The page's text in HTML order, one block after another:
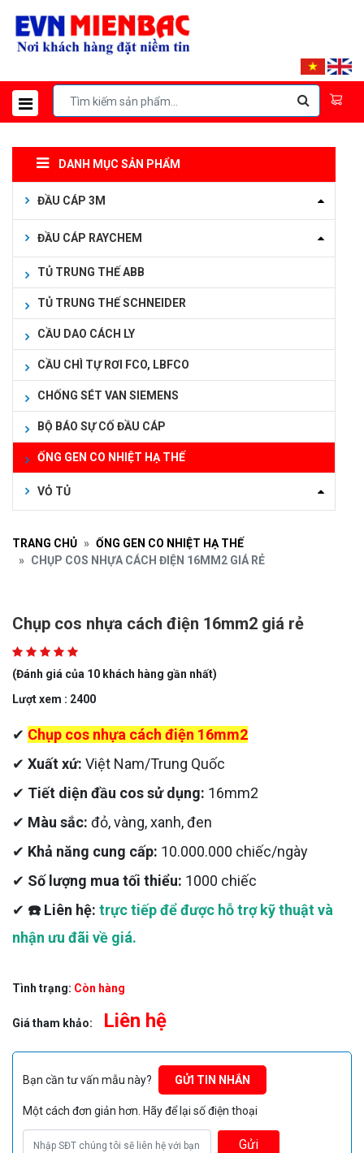
DANH MỤC SẢN PHẨM
ĐẦU CÁP 3M
ĐẦU CÁP RAYCHEM
TỦ TRUNG THẾ ABB
TỦ TRUNG THẾ SCHNEIDER
CẦU DAO CÁCH LY
CẦU CHÌ TỰ RƠI FCO, LBFCO
CHỐNG SÉT VAN SIEMENS
BỘ BÁO SỰ CỐ ĐẦU CÁP
ỐNG GEN CO NHIỆT HẠ THẾ
VỎ TỦ
TRANG CHỦ
ỐNG GEN CO NHIỆT HẠ THẾ
CHỤP COS NHỰA CÁCH ĐIỆN 16MM2 GIÁ RẺ
Chụp cos nhựa cách điện 16mm2 giá rẻ
(Đánh giá của 10 khách hàng gần nhất)
Lượt xem : 2400
✔ Chụp cos nhựa cách điện 16mm2
✔ Xuất xứ: Việt Nam/Trung Quốc
✔ Tiết diện đầu cos sử dụng: 16mm2
✔ Màu sắc: đỏ, vàng, xanh, đen
✔ Khả năng cung cấp: 10.000.000 chiếc/ngày
✔ Số lượng mua tối thiểu: 1000 chiếc
✔ ☎️ Liên hệ: trực tiếp để được hỗ trợ kỹ thuật và
nhận ưu đãi về giá.
Tình trạng: Còn hàng
Giá tham khảo: Liên hệ
Bạn cần tư vấn mẫu này? GỬI TIN NHẮN
Một cách đơn giản hơn. Hãy để lại số điện thoại
Gửi